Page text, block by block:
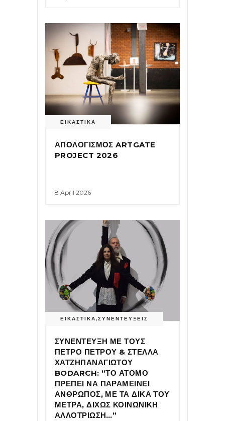
ΕΙΚΑΣΤΙΚΑ
ΑΠΟΛΟΓΙΣΜΟΣ ARTGATE
PROJECT 2026
8 April 2026
ΕΙΚΑΣΤΙΚΑ,ΣΥΝΕΝΤΕΥΞΕΙΣ
ΣΥΝΕΝΤΕΥΞΗ ΜΕ ΤΟΥΣ
ΠΕΤΡΟ ΠΕΤΡΟΥ & ΣΤΕΛΛΑ
ΧΑΤΖΗΠΑΝΑΓΙΩΤΟΥ
BODARCH: “ΤΟ ΑΤΟΜΟ
ΠΡΕΠΕΙ ΝΑ ΠΑΡΑΜΕΙΝΕΙ
ΑΝΘΡΩΠΟΣ, ΜΕ ΤΑ ΔΙΚΑ ΤΟΥ
ΜΕΤΡΑ, ΔΙΧΩΣ ΚΟΙΝΩΝΙΚΗ
ΑΛΛΟΤΡΙΩΣΗ…”